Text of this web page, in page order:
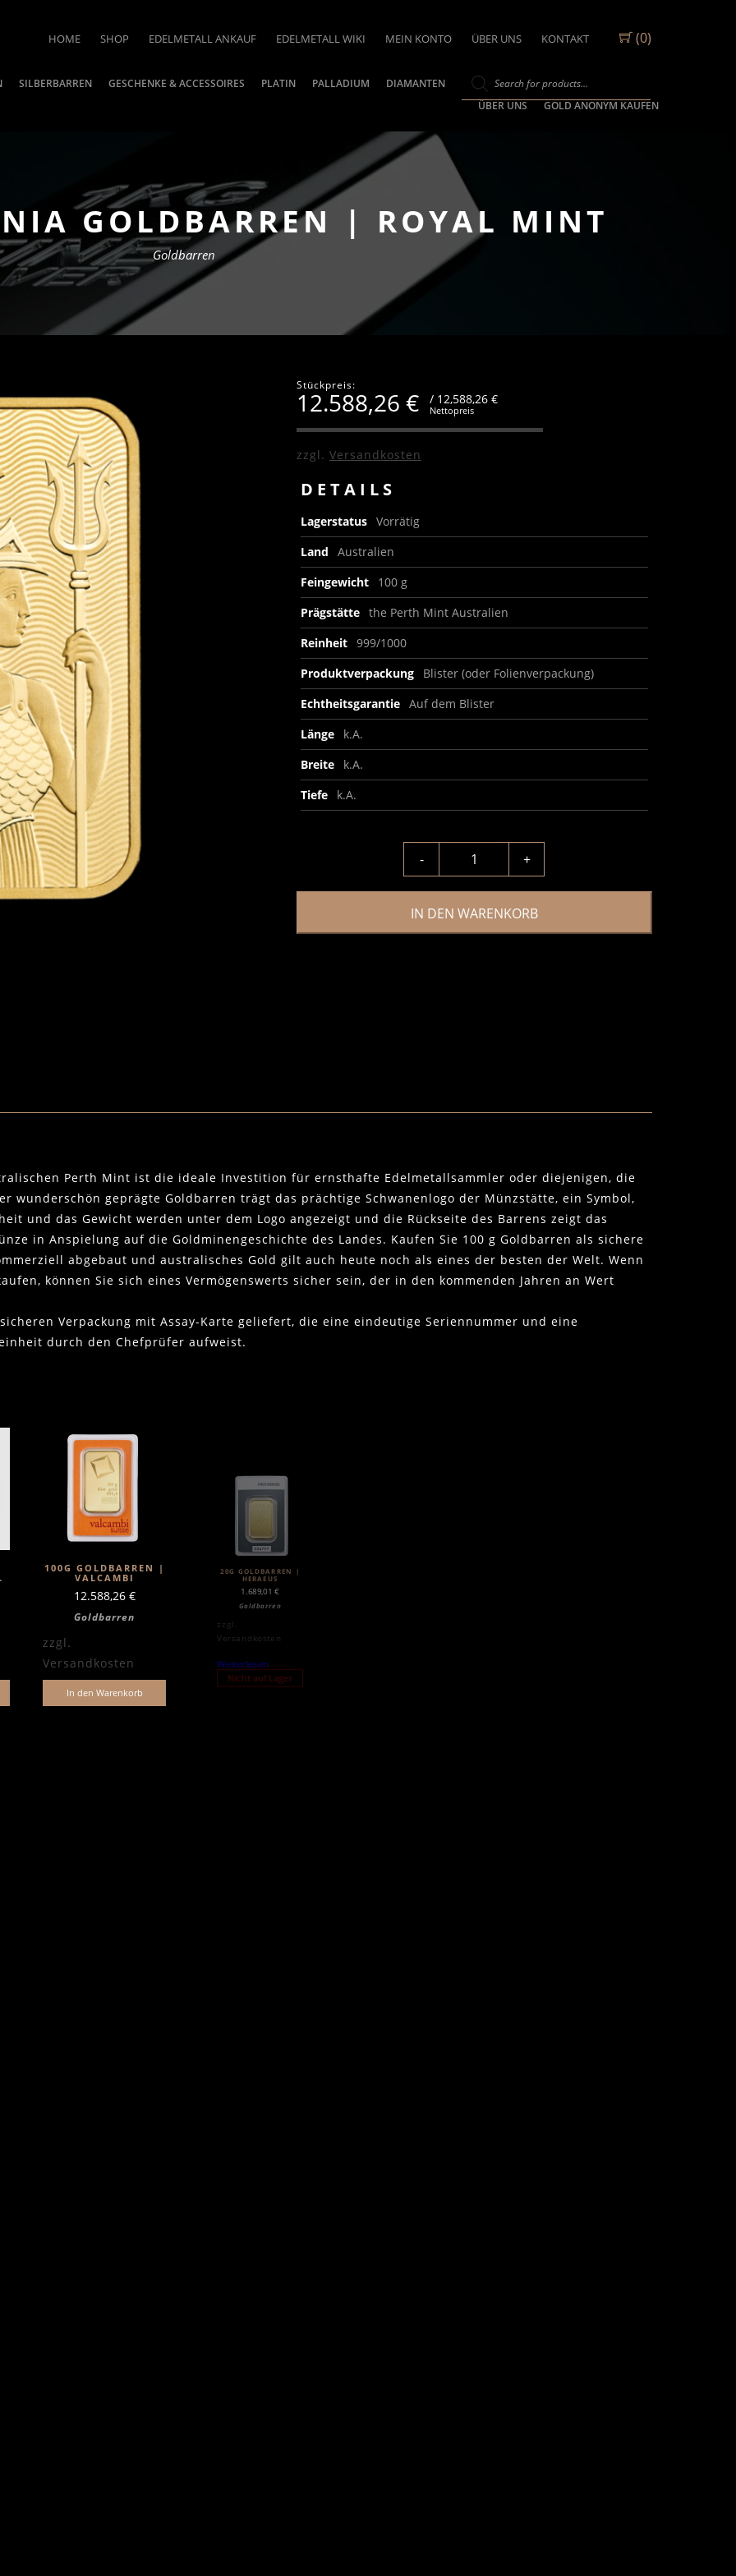
(0)
HOME SHOP EDELMETALL ANKAUF EDELMETALL WIKI MEIN KONTO ÜBER UNS KONTAKT
SILBERBARREN GESCHENKE & ACCESSOIRES PLATIN PALLADIUM
DIAMANTEN
ÜBER UNS
GOLD ANONYM KAUFEN
GOLDBARREN | ROYAL MINT
Goldbarren
Stückpreis:
12.588,26 € / 12,588,26 €
Nettopreis
zzgl. Versandkosten
DETAILS
Lagerstatus Vorrätig
Land
Australien
Feingewicht
100 g
Prägstätte the Perth Mint Australien
Reinheit 999/1000
Produktverpackung
Blister (oder Folienverpackung)
Echtheitsgarantie Auf dem Blister
Länge
k.A.
Breite
k.A.
Tiefe
k.A.
- +
IN DEN WARENKORB
Perth Mint ist die ideale Investition für ernsthafte Edelmetallsammler oder diejenigen, die
wunderschön geprägte Goldbarren trägt das prächtige Schwanenlogo der Münzstätte, ein Symbol,
und das Gewicht werden unter dem Logo angezeigt und die Rückseite des Barrens zeigt das
in Anspielung auf die Goldminengeschichte des Landes. Kaufen Sie 100 g Goldbarren als sichere
abgebaut und australisches Gold gilt auch heute noch als eines der besten der Welt. Wenn
können Sie sich eines Vermögenswerts sicher sein, der in den kommenden Jahren an Wert
Verpackung mit Assay-Karte geliefert, die eine eindeutige Seriennummer und eine
durch den Chefprüfer aufweist.
100G GOLDBARREN |
VALCAMBI
12.588,26 €
Goldbarren
zzgl.
Versandkosten
In den Warenkorb
20G GOLDBARREN |
HERAEUS
1.689,01€
Goldbarren
zzgl.
Versandkosten
Weiterlesen
Nicht auf Lager